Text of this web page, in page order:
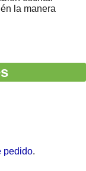
la manera
pedido.